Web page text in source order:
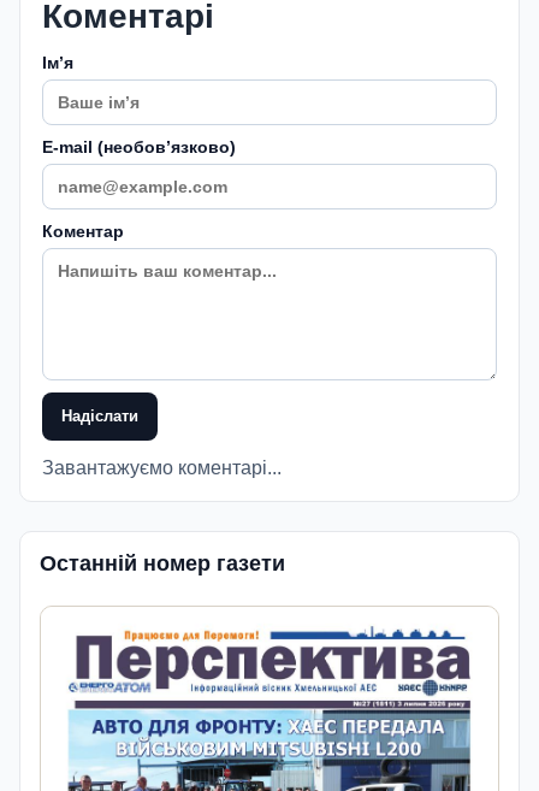
Коментарі
Імʼя
E-mail (необовʼязково)
Коментар
Надіслати
Завантажуємо коментарі...
Останній номер газети